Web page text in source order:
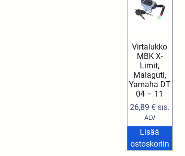
Virtalukko
MBK X-
Limit,
Malaguti,
Yamaha DT
04 – 11
26,89€ SIS.
ALV
Lisää
ostoskoriin